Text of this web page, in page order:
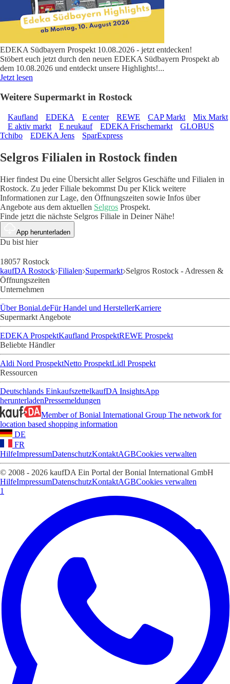
EDEKA Südbayern Prospekt 10.08.2026 - jetzt entdecken!
Stöbert euch jetzt durch den neuen EDEKA Südbayern Prospekt ab
dem 10.08.2026 und entdeckt unsere Highlights!...
Jetzt lesen
Weitere Supermarkt in Rostock
Kaufland EDEKA E center REWE CAP Markt
Mix Markt
E aktiv markt
E neukauf EDEKA Frischemarkt
GLOBUS
Tchibo
EDEKA Jens SparExpress
Selgros Filialen in Rostock finden
Hier findest Du eine Übersicht aller Selgros Geschäfte und Filialen in
Rostock. Zu jeder Filiale bekommst Du per Klick weitere
Informationen zur Lage, den Öffnungszeiten sowie Infos über
Angebote aus dem aktuellen Selgros Prospekt.
Finde jetzt die nächste Selgros Filiale in Deiner Nähe!
App herunterladen
Du bist hier
18057 Rostock
kaufDA Rostock Filialen Supermarkt Selgros Rostock - Adressen &
Öffnungszeiten
Unternehmen
Über Bonial.deFür Handel und HerstellerKarriere
Supermarkt Angebote
EDEKA ProspektKaufland ProspektREWE Prospekt
Beliebte Händler
Aldi Nord ProspektNetto ProspektLidl Prospekt
Ressourcen
Deutschlands EinkaufszettelkaufDA InsightsApp
herunterladenPressemeldungen
Member of Bonial International Group The network for
location based shopping information
DE
FR
HilfeImpressumDatenschutzKontaktAGBCookies verwalten
© 2008 - 2026 kaufDA Ein Portal der Bonial International GmbH
HilfeImpressumDatenschutzKontaktAGBCookies verwalten
1